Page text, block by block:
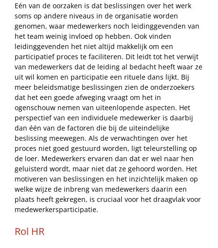
Eén van de oorzaken is dat beslissingen over het werk
soms op andere niveaus in de organisatie worden
genomen, waar medewerkers noch leidinggevenden van
het team weinig invloed op hebben. Ook vinden
leidinggevenden het niet altijd makkelijk om een
participatief proces te faciliteren. Dit leidt tot het verwijt
van medewerkers dat de leiding al bedacht heeft waar ze
uit wil komen en participatie een rituele dans lijkt. Bij
meer beleidsmatige beslissingen zien de onderzoekers
dat het een goede afweging vraagt om het in
ogenschouw nemen van uiteenlopende aspecten. Het
perspectief van een individuele medewerker is daarbij
dan één van de factoren die bij de uiteindelijke
beslissing meewegen. Als de verwachtingen over het
proces niet goed gestuurd worden, ligt teleurstelling op
de loer. Medewerkers ervaren dan dat er wel naar hen
geluisterd wordt, maar niet dat ze gehoord worden. Het
motiveren van beslissingen en het inzichtelijk maken op
welke wijze de inbreng van medewerkers daarin een
plaats heeft gekregen, is cruciaal voor het draagvlak voor
medewerkersparticipatie.
Rol HR